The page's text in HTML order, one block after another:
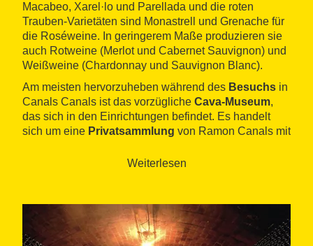
Macabeo, Xarel·lo und Parellada und die roten
Trauben-Varietäten sind Monastrell und Grenache für
die Roséweine. In geringerem Maße produzieren sie
auch Rotweine (Merlot und Cabernet Sauvignon) und
Weißweine (Chardonnay und Sauvignon Blanc).
Am meisten hervorzuheben während des Besuchs in
Canals Canals ist das vorzügliche Cava-Museum,
das sich in den Einrichtungen befindet. Es handelt
sich um eine Privatsammlung von Ramon Canals mit
bis zum20. Jahrhundert
Es wird die Entwicklung der Arbeiten in den
Weinbergen, der Tätigkeiten in der Weinkellerei und
des Endproduktes erklärt.
Weiterlesen